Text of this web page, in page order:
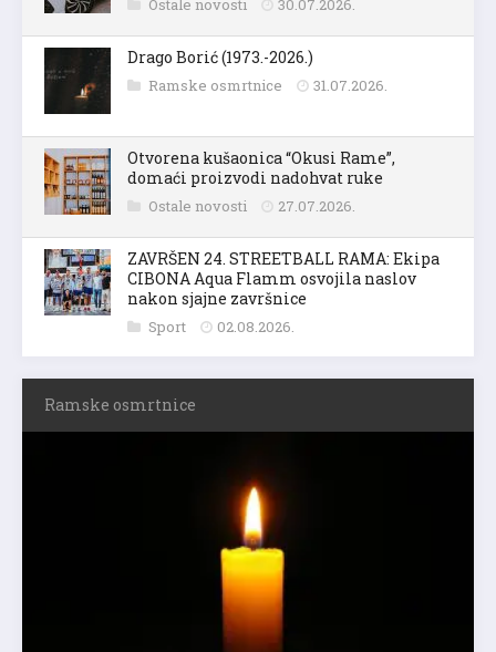
Ostale novosti 30.07.2026.
Drago Borić (1973.-2026.)
Ramske osmrtnice 31.07.2026.
Otvorena kušaonica “Okusi Rame”,
domaći proizvodi nadohvat ruke
Ostale novosti 27.07.2026.
ZAVRŠEN 24. STREETBALL RAMA: Ekipa
CIBONA Aqua Flamm osvojila naslov
nakon sjajne završnice
Sport 02.08.2026.
Ramske osmrtnice